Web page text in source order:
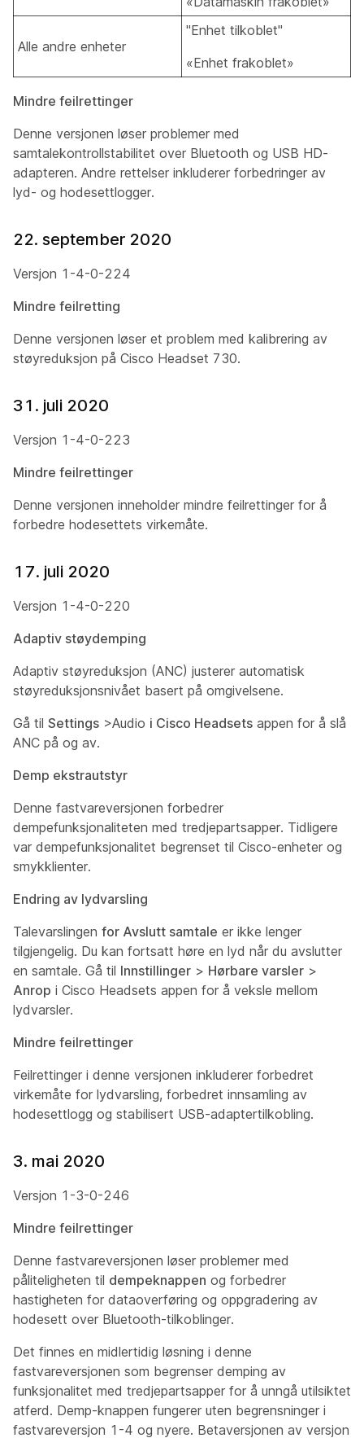
Alle andre enheter
"Enhet tilkoblet"
«Enhet frakoblet»
Mindre feilrettinger
Denne versjonen løser problemer med
samtalekontrollstabilitet over Bluetooth og USB HD-
adapteren. Andre rettelser inkluderer forbedringer av
lyd- og hodesettlogger.
22. september 2020
Versjon 1-4-0-224
Mindre feilretting
Denne versjonen løser et problem med kalibrering av
støyreduksjon på Cisco Headset 730.
31. juli 2020
Versjon 1-4-0-223
Mindre feilrettinger
Denne versjonen inneholder mindre feilrettinger for å
forbedre hodesettets virkemåte.
17. juli 2020
Versjon 1-4-0-220
Adaptiv støydemping
Adaptiv støyreduksjon (ANC) justerer automatisk
støyreduksjonsnivået basert på omgivelsene.
Gå til Settings >Audio i Cisco Headsets appen for å slå
ANC på og av.
Demp ekstrautstyr
Denne fastvareversjonen forbedrer
dempefunksjonaliteten med tredjepartsapper. Tidligere
var dempefunksjonalitet begrenset til Cisco-enheter og
smykklienter.
Endring av lydvarsling
Talevarslingen for Avslutt samtale er ikke lenger
tilgjengelig. Du kan fortsatt høre en lyd når du avslutter
en samtale. Gå til Innstillinger > Hørbare varsler >
Anrop i Cisco Headsets appen for å veksle mellom
lydvarsler.
Mindre feilrettinger
Feilrettinger i denne versjonen inkluderer forbedret
virkemåte for lydvarsling, forbedret innsamling av
hodesettlogg og stabilisert USB-adaptertilkobling.
3. mai 2020
Versjon 1-3-0-246
Mindre feilrettinger
Denne fastvareversjonen løser problemer med
påliteligheten til dempeknappen og forbedrer
hastigheten for dataoverføring og oppgradering av
hodesett over Bluetooth-tilkoblinger.
Det finnes en midlertidig løsning i denne
fastvareversjonen som begrenser demping av
funksjonalitet med tredjepartsapper for å unngå utilsiktet
atferd. Demp-knappen fungerer uten begrensninger i
fastvareversjon 1-4 og nyere. Betaversjonen av versjon